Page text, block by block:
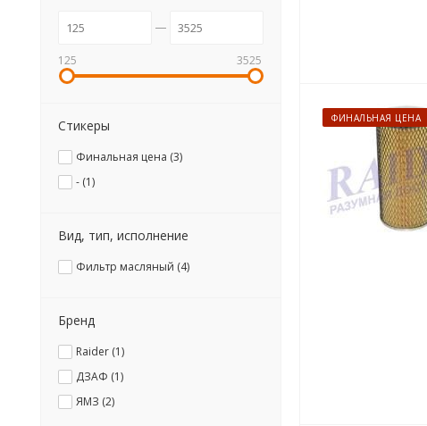
ФИНАЛЬНАЯ ЦЕНА
125 3525
Стикеры
Финальная цена (3)
- (1)
Вид, тип, исполнение
Фильтр масляный (4)
Бренд
Raider (1)
ДЗАФ (1)
ЯМЗ (2)